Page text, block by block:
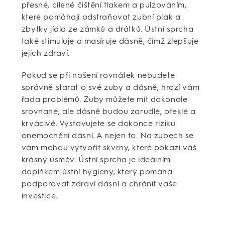
přesné, cílené čištění tlakem a pulzováním,
které pomáhají odstraňovat zubní plak a
zbytky jídla ze zámků a drátků. Ústní sprcha
také stimuluje a masíruje dásně, čímž zlepšuje
jejich zdraví.
Pokud se při nošení rovnátek nebudete
správně starat o své zuby a dásně, hrozí vám
řada problémů. Zuby můžete mít dokonale
srovnané, ale dásně budou zarudlé, oteklé a
krvácivé. Vystavujete se dokonce riziku
onemocnění dásní. A nejen to. Na zubech se
vám mohou vytvořit skvrny, které pokazí váš
krásný úsměv. Ústní sprcha je ideálním
doplňkem ústní hygieny, který pomáhá
podporovat zdraví dásní a chránit vaše
investice.